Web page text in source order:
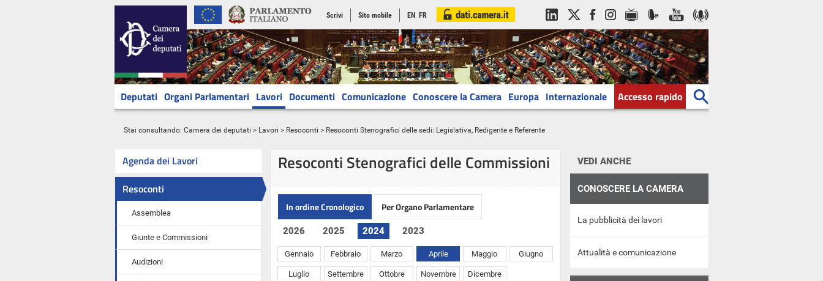
Scrivi Sito mobile EN FR
Deputati Organi Parlamentari Lavori Documenti Comunicazione Conoscere la Camera Europa Internazionale Accesso rapido
Stai consultando: Camera dei deputati > Lavori > Resoconti > Resoconti Stenografici delle sedi: Legislativa, Redigente e Referente
Agenda dei Lavori
Resoconti
Assemblea
Giunte e Commissioni
Audizioni
Resoconti Stenografici delle Commissioni
In ordine Cronologico Per Organo Parlamentare
2026 2025 2024
Gennaio Febbraio Marzo Aprile Maggio Giugno
Luglio Settembre Ottobre Novembre Dicembre
2023
VEDI ANCHE
CONOSCERE LA CAMERA
La pubblicità dei lavori
Attualità e comunicazione